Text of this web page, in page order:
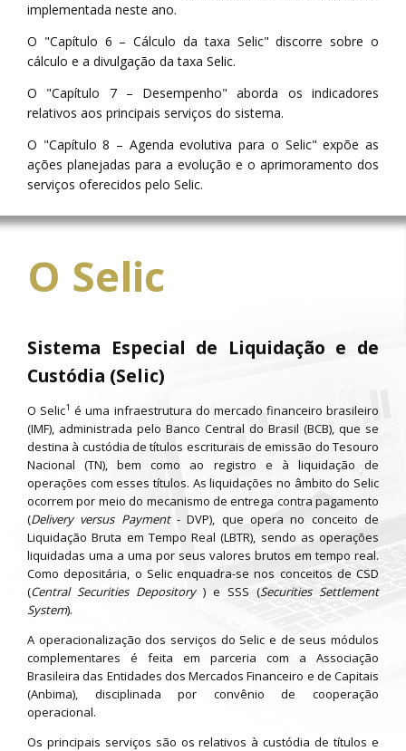
implementada neste ano.
O "Capítulo 6 – Cálculo da taxa Selic" discorre sobre o
cálculo e a divulgação da taxa Selic.
O "Capítulo 7 – Desempenho" aborda os indicadores
relativos aos principais serviços do sistema.
O "Capítulo 8 – Agenda evolutiva para o Selic" expõe as
ações planejadas para a evolução e o aprimoramento dos
serviços oferecidos pelo Selic.
O Selic
Sistema Especial de Liquidação e de
Custódia (Selic)
O Selic1 é uma infraestrutura do mercado financeiro brasileiro
(IMF), administrada pelo Banco Central do Brasil (BCB), que se
destina à custódia de títulos escriturais de emissão do Tesouro
Nacional (TN), bem como ao registro e à liquidação de
operações com esses títulos. As liquidações no âmbito do Selic
ocorrem por meio do mecanismo de entrega contra pagamento
(Delivery versus Payment- DVP), que opera no conceito de
Liquidação Bruta em Tempo Real (LBTR), sendo as operações
liquidadas uma a uma por seus valores brutos em tempo real.
Como depositária, o Selic enquadra-se nos conceitos de CSD
(Central Securities Depository ) e SSS (Securities Settlement
System).
A operacionalização dos serviços do Selic e de seus módulos
complementares é feita em parceria com a Associação
Brasileira das Entidades dos Mercados Financeiro e de Capitais
(Anbima), disciplinada por convênio de cooperação
operacional.
Os principais serviços são os relativos à custódia de títulos e